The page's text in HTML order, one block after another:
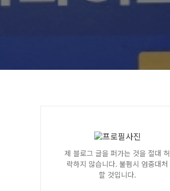
제 블로그 글을 퍼가는 것을 절대 허
락하지 않습니다. 불펌시 엄중대처
할 것입니다.